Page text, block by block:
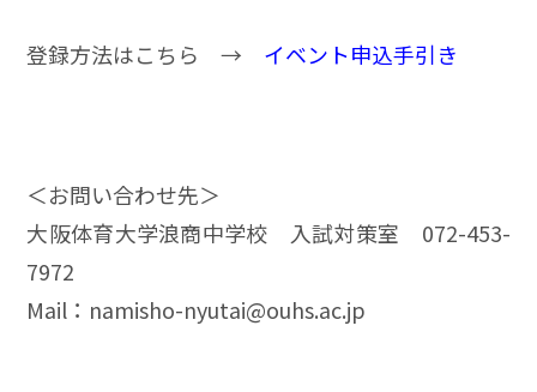
登録方法はこちら → イベント申込手引き
＜お問い合わせ先＞
大阪体育大学浪商中学校 入試対策室 072-453-
7972
Mail：namisho-nyutai@ouhs.ac.jp